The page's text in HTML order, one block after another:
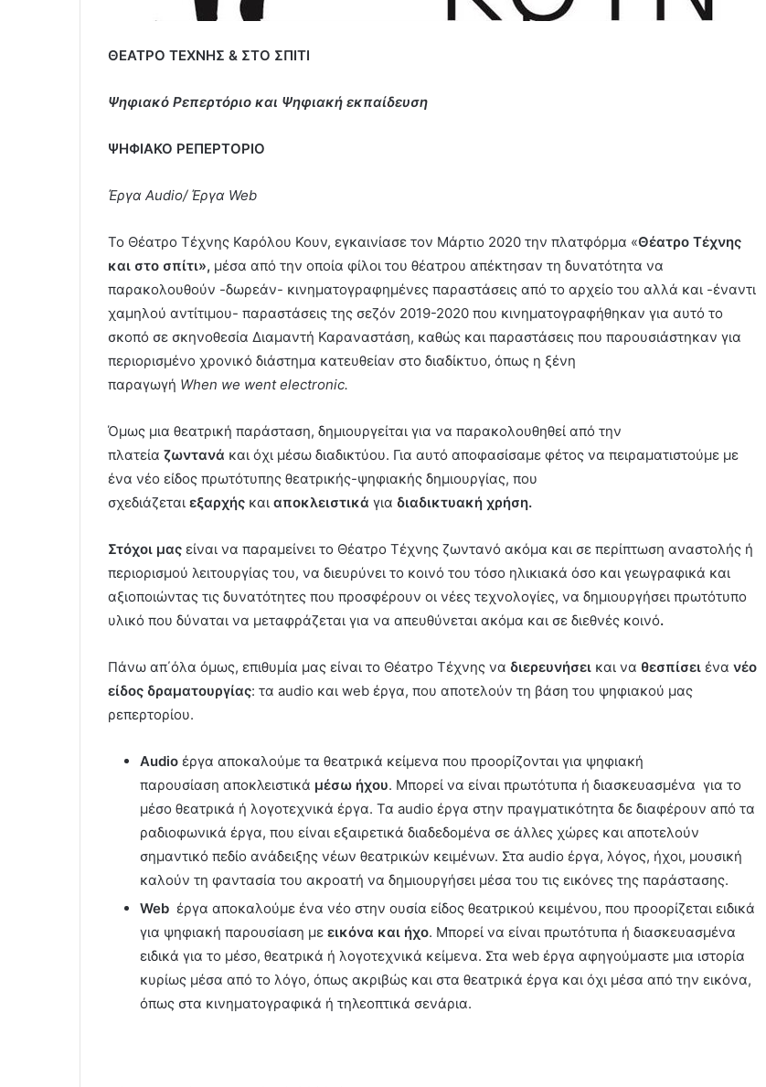
ΘΕΑΤΡΟ ΤΕΧΝΗΣ & ΣΤΟ ΣΠΙΤΙ
Ψηφιακό Ρεπερτόριο και Ψηφιακή εκπαίδευση
ΨΗΦΙΑΚΟ ΡΕΠΕΡΤΟΡΙΟ
Έργα Audio/ Έργα Web
Το Θέατρο Τέχνης Καρόλου Κουν, εγκαινίασε τον Μάρτιο 2020 την πλατφόρμα «Θέατρο Τέχνης
και στο σπίτι», μέσα από την οποία φίλοι του θέατρου απέκτησαν τη δυνατότητα να
παρακολουθούν -δωρεάν- κινηματογραφημένες παραστάσεις από το αρχείο του αλλά και -έναντι
χαμηλού αντίτιμου- παραστάσεις της σεζόν 2019-2020 που κινηματογραφήθηκαν για αυτό το
σκοπό σε σκηνοθεσία Διαμαντή Καραναστάση, καθώς και παραστάσεις που παρουσιάστηκαν για
περιορισμένο χρονικό διάστημα κατευθείαν στο διαδίκτυο, όπως η ξένη
παραγωγή When we went electronic.
Όμως μια θεατρική παράσταση, δημιουργείται για να παρακολουθηθεί από την
πλατεία ζωντανά και όχι μέσω διαδικτύου. Για αυτό αποφασίσαμε φέτος να πειραματιστούμε με
ένα νέο είδος πρωτότυπης θεατρικής-ψηφιακής δημιουργίας, που
σχεδιάζεται εξαρχής και αποκλειστικά για διαδικτυακή χρήση.
Στόχοι μας είναι να παραμείνει το Θέατρο Τέχνης ζωντανό ακόμα και σε περίπτωση αναστολής ή
περιορισμού λειτουργίας του, να διευρύνει το κοινό του τόσο ηλικιακά όσο και γεωγραφικά και
αξιοποιώντας τις δυνατότητες που προσφέρουν οι νέες τεχνολογίες, να δημιουργήσει πρωτότυπο
υλικό που δύναται να μεταφράζεται για να απευθύνεται ακόμα και σε διεθνές κοινό.
Πάνω απ΄όλα όμως, επιθυμία μας είναι το Θέατρο Τέχνης να διερευνήσει και να θεσπίσει ένα νέο
είδος δραματουργίας: τα audio και web έργα, που αποτελούν τη βάση του ψηφιακού μας
ρεπερτορίου.
Αudio έργα αποκαλούμε τα θεατρικά κείμενα που προορίζονται για ψηφιακή
παρουσίαση αποκλειστικά μέσω ήχου. Μπορεί να είναι πρωτότυπα ή διασκευασμένα για το
μέσο θεατρικά ή λογοτεχνικά έργα. Τα audio έργα στην πραγματικότητα δε διαφέρουν από τα
ραδιοφωνικά έργα, που είναι εξαιρετικά διαδεδομένα σε άλλες χώρες και αποτελούν
σημαντικό πεδίο ανάδειξης νέων θεατρικών κειμένων. Στα audio έργα, λόγος, ήχοι, μουσική
καλούν τη φαντασία του ακροατή να δημιουργήσει μέσα του τις εικόνες της παράστασης.
Web έργα αποκαλούμε ένα νέο στην ουσία είδος θεατρικού κειμένου, που προορίζεται ειδικά
για ψηφιακή παρουσίαση με εικόνα και ήχο. Μπορεί να είναι πρωτότυπα ή διασκευασμένα
ειδικά για το μέσο, θεατρικά ή λογοτεχνικά κείμενα. Στα web έργα αφηγούμαστε μια ιστορία
κυρίως μέσα από το λόγο, όπως ακριβώς και στα θεατρικά έργα και όχι μέσα από την εικόνα,
όπως στα κινηματογραφικά ή τηλεοπτικά σενάρια.